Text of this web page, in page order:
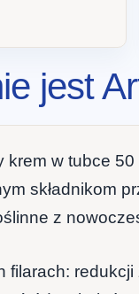
jest
krem w tubce
składnikom
z
filarach: